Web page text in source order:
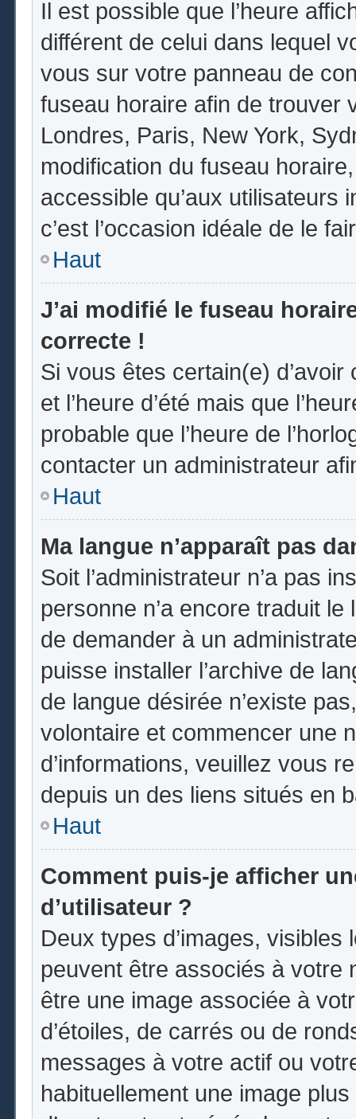
Il est possible que l’heure
différent de celui dans lequel
vous sur votre panneau de
fuseau horaire afin de trouver
Londres, Paris, New York,
modification du fuseau
accessible qu’aux utilisateurs
c’est l’occasion idéale de le
Haut
J’ai modifié le fuseau
correcte !
Si vous êtes certain(e)
et l’heure d’été mais que
probable que l’heure de
contacter un administrateur
Haut
Ma langue n’apparaît pas
Soit l’administrateur n’a pas
personne n’a encore traduit
de demander à un
puisse installer l’archive de
de langue désirée n’existe
volontaire et commencer une
d’informations, veuillez vous
depuis un des liens situés en
Haut
Comment puis-je afficher
d’utilisateur ?
Deux types d’images,
peuvent être associés à votre
être une image associée à
d’étoiles, de carrés ou de
messages à votre actif ou
habituellement une image